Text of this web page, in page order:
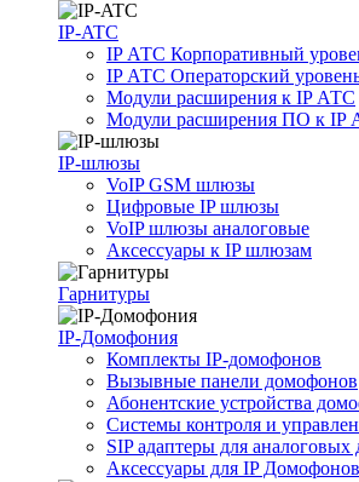
IP-ATC
IP АТС Корпоративный
IP АТС Операторский
Модули расширения к IP АТС
Модули расширения ПО к IP
IP-шлюзы
VoIP GSM шлюзы
Цифровые IP шлюзы
VoIP шлюзы аналоговые
Аксессуары к IP шлюзам
Гарнитуры
IP-Домофония
Комплекты IP-домофонов
Вызывные панели домофонов
Абонентские устройства
Системы контроля и
SIP адаптеры для
Аксессуары для IP Домофонов